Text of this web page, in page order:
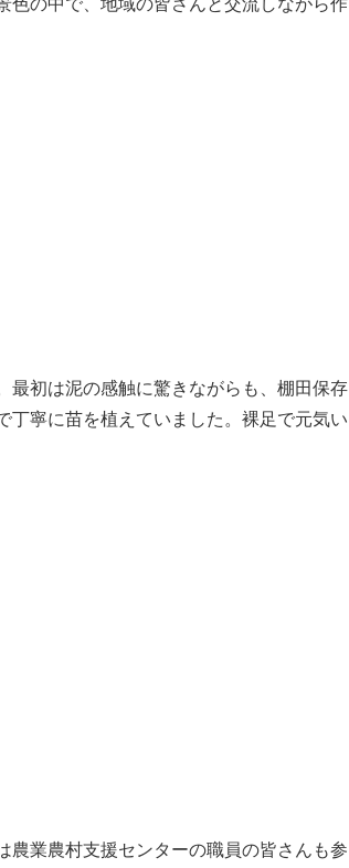
最初は泥の感触に驚きながらも、棚田保存
丁寧に苗を植えていました。裸足で元気い
農業農村支援センターの職員の皆さんも参